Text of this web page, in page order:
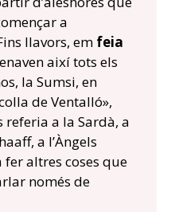
a
llavors, em feia
així tots els
la Sumsi, en
de Ventalló»,
referia a la Sardà, a
a l’Àngels
altres coses que
només de